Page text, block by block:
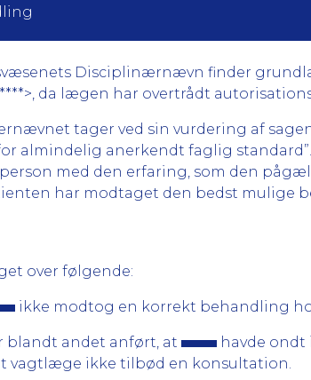
Disciplinærnævn finder
da lægen har overtrådt
tager ved sin vurdering af
almindelig anerkendt faglig
med den erfaring, som den
har modtaget den bedst mulige
over følgende:
ikke modtog en korrekt behandling
blandt andet anført, at havde ondt
vagtlæge ikke tilbød en konsultation.